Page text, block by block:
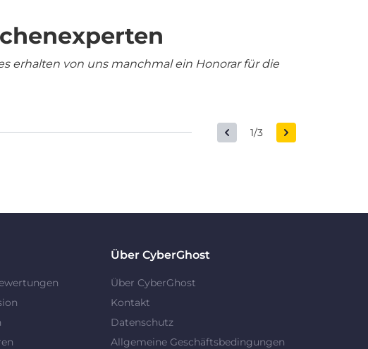
erhalten von uns manchmal ein Honorar für die
1/3
Über CyberGhost
Über CyberGhost
Kontakt
Datenschutz
Allgemeine Geschäftsbedingungen